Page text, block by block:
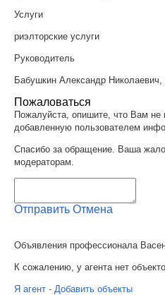
Услуги
риэлторские услуги
Руководитель
Бабушкин Александр Николаевич,
Пожаловаться
Пожалуйста, опишите, что Вам не
добавленную пользователем
Спасибо за обращение. Ваша
модераторам.
Отправить Отмена
Объявления профессионала
К сожалению, у агента нет
Я агент - Добавить объекты